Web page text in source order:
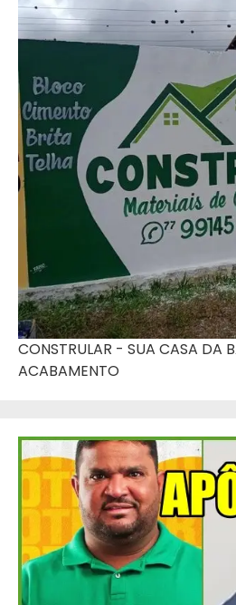
CONSTRULAR - SUA CASA DA
ACABAMENTO